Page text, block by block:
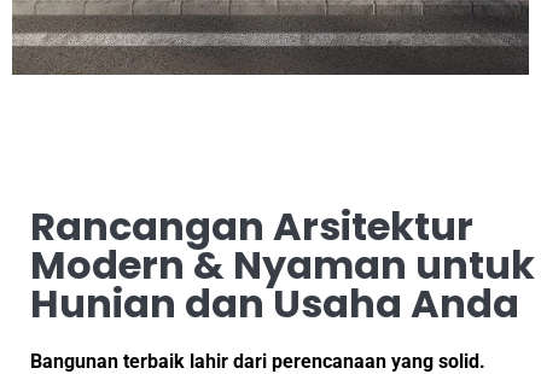
Rancangan Arsitektur
Modern & Nyaman untuk
Hunian dan Usaha Anda
Bangunan terbaik lahir dari perencanaan yang solid.